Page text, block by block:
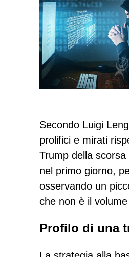
Secondo Luigi
prolifici e mirati
Trump della
nel primo giorno,
osservando un
che non è il
Profilo di una